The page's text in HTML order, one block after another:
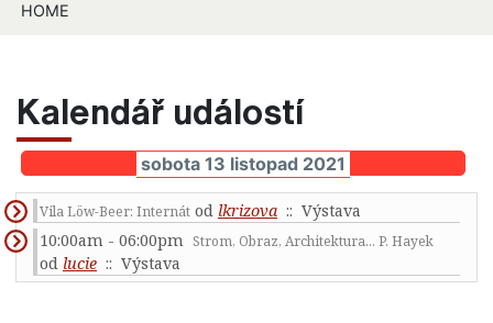
HOME
Kalendář událostí
sobota 13 listopad 2021
Vila Löw-Beer: Internát od lkrizova :: Výstava
10:00am - 06:00pm Strom, Obraz, Architektura... P. Hayek
od lucie :: Výstava